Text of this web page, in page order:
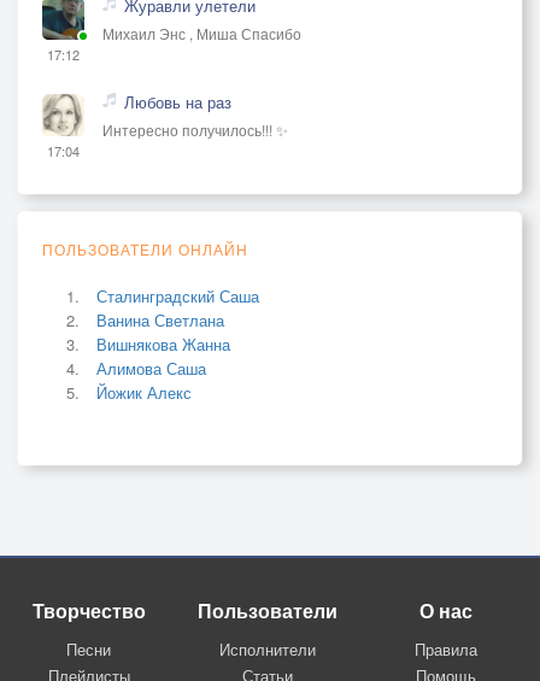
17:12
Журавли улетели
Михаил Энс , Миша Спасибо
17:04
Любовь на раз
Интересно получилось!!! ✨
ПОЛЬЗОВАТЕЛИ ОНЛАЙН
Сталинградский Саша
Ванина Светлана
Вишнякова Жанна
Алимова Саша
Йожик Алекс
Творчество
Песни
Плейлисты
Пользователи
Исполнители
Статьи
О нас
Правила
Помощь